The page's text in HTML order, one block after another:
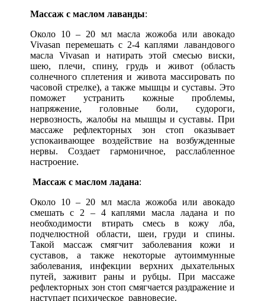
Массаж с маслом лаванды:
Около 10 – 20 мл масла жожоба или авокадо
Vivasan перемешать с 2-4 каплями лавандового
масла Vivasan и натирать этой смесью виски,
шею, плечи, спину, грудь и живот (область
солнечного сплетения и живота массировать по
часовой стрелке), а также мышцы и суставы. Это
поможет устранить кожные проблемы,
напряжение, головные боли, судороги,
нервозность, жалобы на мышцы и суставы. При
массаже рефлекторных зон стоп оказывает
успокаивающее воздействие на возбужденные
нервы. Создает гармоничное, расслабленное
настроение.
Массаж с маслом ладана:
Около 10 – 20 мл масла жожоба или авокадо
смешать с 2 – 4 каплями масла ладана и по
необходимости втирать смесь в кожу лба,
подчелюстной области, шеи, груди и спины.
Такой массаж смягчит заболевания кожи и
суставов, а также некоторые аутоиммунные
заболевания, инфекции верхних дыхательных
путей, заживит раны и рубцы. При массаже
рефлекторных зон стоп смягчается раздражение и
наступает психическое равновесие.